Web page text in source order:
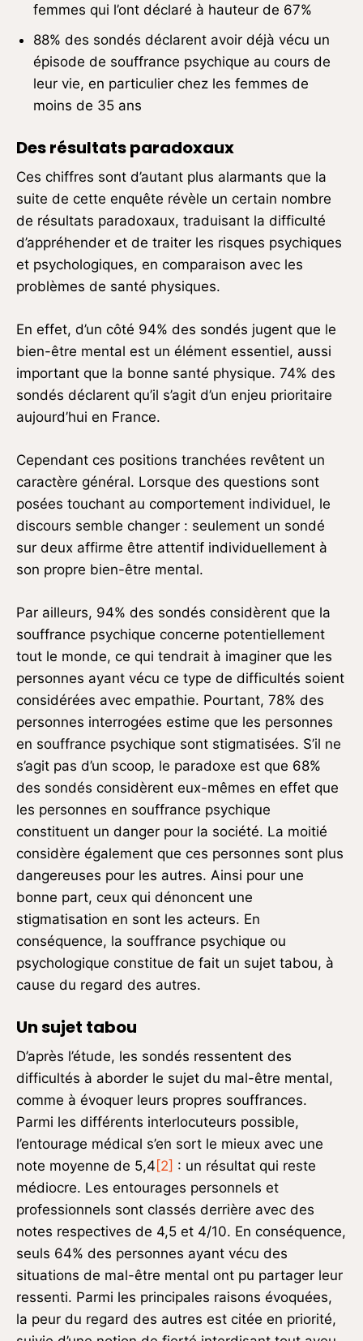
femmes qui l’ont déclaré à hauteur de 67%
88% des sondés déclarent avoir déjà vécu un
épisode de souffrance psychique au cours de
leur vie, en particulier chez les femmes de
moins de 35 ans
Des résultats paradoxaux
Ces chiffres sont d’autant plus alarmants que la
suite de cette enquête révèle un certain nombre
de résultats paradoxaux, traduisant la difficulté
d’appréhender et de traiter les risques psychiques
et psychologiques, en comparaison avec les
problèmes de santé physiques.
En effet, d’un côté 94% des sondés jugent que le
bien-être mental est un élément essentiel, aussi
important que la bonne santé physique. 74% des
sondés déclarent qu’il s’agit d’un enjeu prioritaire
aujourd’hui en France.
Cependant ces positions tranchées revêtent un
caractère général. Lorsque des questions sont
posées touchant au comportement individuel, le
discours semble changer : seulement un sondé
sur deux affirme être attentif individuellement à
son propre bien-être mental.
Par ailleurs, 94% des sondés considèrent que la
souffrance psychique concerne potentiellement
tout le monde, ce qui tendrait à imaginer que les
personnes ayant vécu ce type de difficultés soient
considérées avec empathie. Pourtant, 78% des
personnes interrogées estime que les personnes
en souffrance psychique sont stigmatisées. S’il ne
s’agit pas d’un scoop, le paradoxe est que 68%
des sondés considèrent eux-mêmes en effet que
les personnes en souffrance psychique
constituent un danger pour la société. La moitié
considère également que ces personnes sont plus
dangereuses pour les autres. Ainsi pour une
bonne part, ceux qui dénoncent une
stigmatisation en sont les acteurs. En
conséquence, la souffrance psychique ou
psychologique constitue de fait un sujet tabou, à
cause du regard des autres.
Un sujet tabou
D’après l’étude, les sondés ressentent des
difficultés à aborder le sujet du mal-être mental,
comme à évoquer leurs propres souffrances.
Parmi les différents interlocuteurs possible,
l’entourage médical s’en sort le mieux avec une
note moyenne de 5,4 [2] : un résultat qui reste
médiocre. Les entourages personnels et
professionnels sont classés derrière avec des
notes respectives de 4,5 et 4/10. En conséquence,
seuls 64% des personnes ayant vécu des
situations de mal-être mental ont pu partager leur
ressenti. Parmi les principales raisons évoquées,
la peur du regard des autres est citée en priorité,